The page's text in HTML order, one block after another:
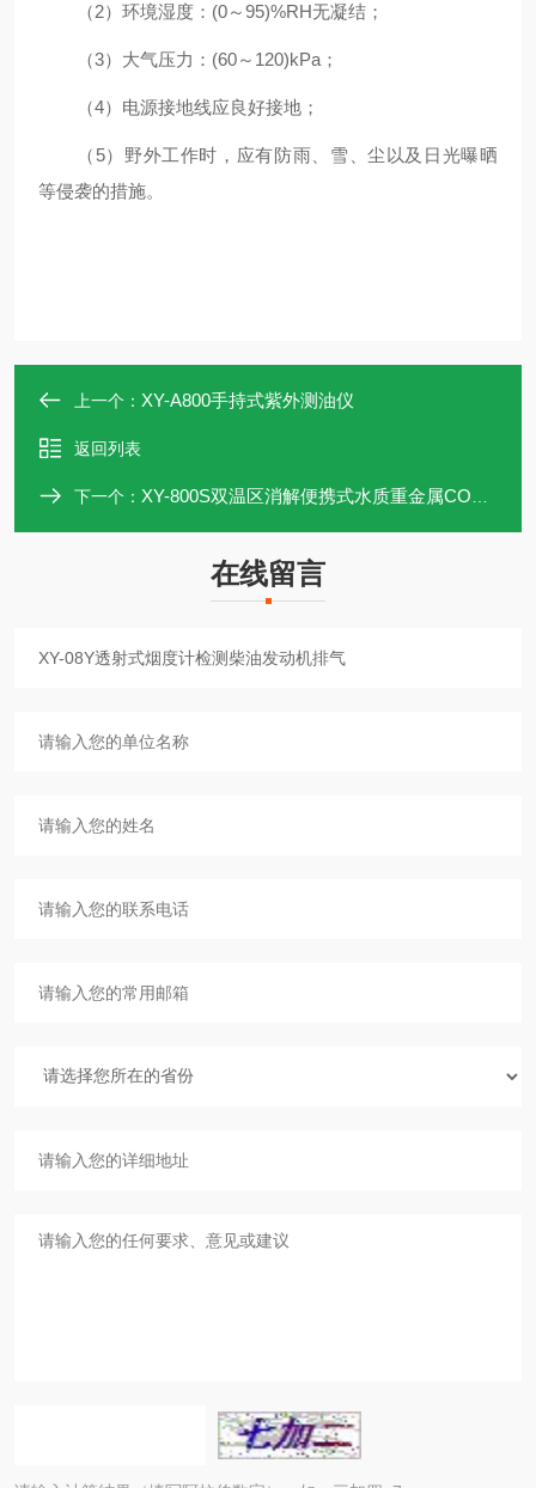
（2） 环境湿度： (0～95)%RH无凝结 ；
（3） 大气压力： (60～ 120)kPa ；
（4） 电源接地线应良好接地；
（ 5） 野外工作时，应有防雨、雪、尘以及日光曝晒
等侵袭的措施。
上一个： XY-A800手持式紫外测油仪
返回列表
下一个： XY-800S双温区消解便携式水质重金属COD浊度检测仪
在线留言